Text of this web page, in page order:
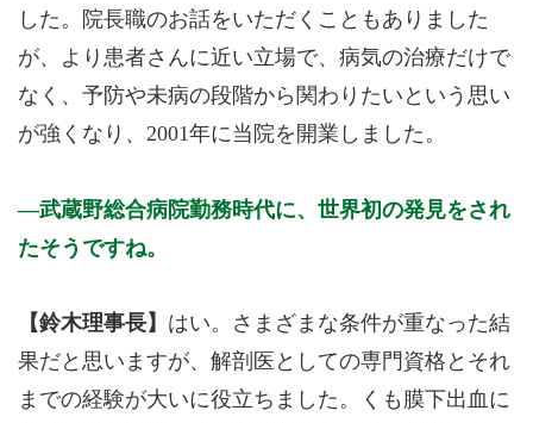
した。院長職のお話をいただくこともありました
が、より患者さんに近い立場で、病気の治療だけで
なく、予防や未病の段階から関わりたいという思い
が強くなり、2001年に当院を開業しました。
武蔵野総合病院勤務時代に、世界初の発見をされ
たそうですね。
【鈴木理事長】 はい。さまざまな条件が重なった結
果だと思いますが、解剖医としての専門資格とそれ
までの経験が大いに役立ちました。くも膜下出血に